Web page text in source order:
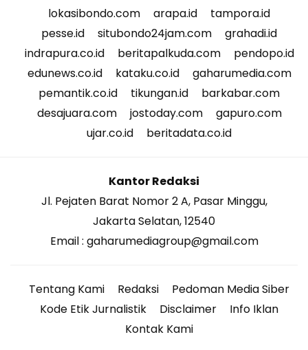
lokasibondo.com
arapa.id
tampora.id
pesse.id
situbondo24jam.com
grahadi.id
indrapura.co.id
beritapalkuda.com
pendopo.id
edunews.co.id
kataku.co.id
gaharumedia.com
pemantik.co.id
tikungan.id
barkabar.com
desajuara.com
jostoday.com
gapuro.com
ujar.co.id
beritadata.co.id
Kantor Redaksi
Jl. Pejaten Barat Nomor 2 A, Pasar Minggu,
Jakarta Selatan, 12540
Email : gaharumediagroup@gmail.com
Tentang Kami Redaksi
Pedoman Media Siber
Kode Etik Jurnalistik
Disclaimer
Info Iklan
Kontak Kami